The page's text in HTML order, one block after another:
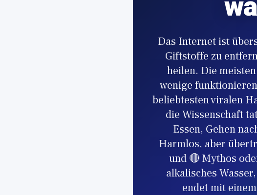
Das Internet ist
Giftstoffe zu
heilen. Die
wenige
beliebtesten viralen
die Wissenschaft
Essen, Gehen
Harmlos, aber
und 🔴 Mythos
alkalisches
endet mit